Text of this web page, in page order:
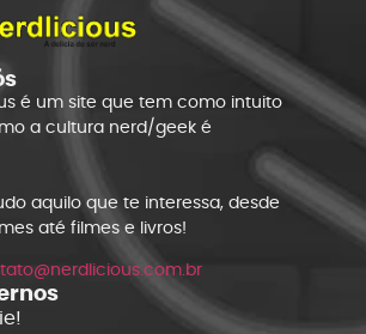
é um site que tem como intuito
a cultura nerd/geek é
aquilo que te interessa, desde
até filmes e livros!